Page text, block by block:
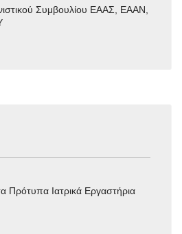
Συμβουλίου ΕΑΑΣ, ΕΑΑΝ,
Πρότυπα Ιατρικά Εργαστήρια